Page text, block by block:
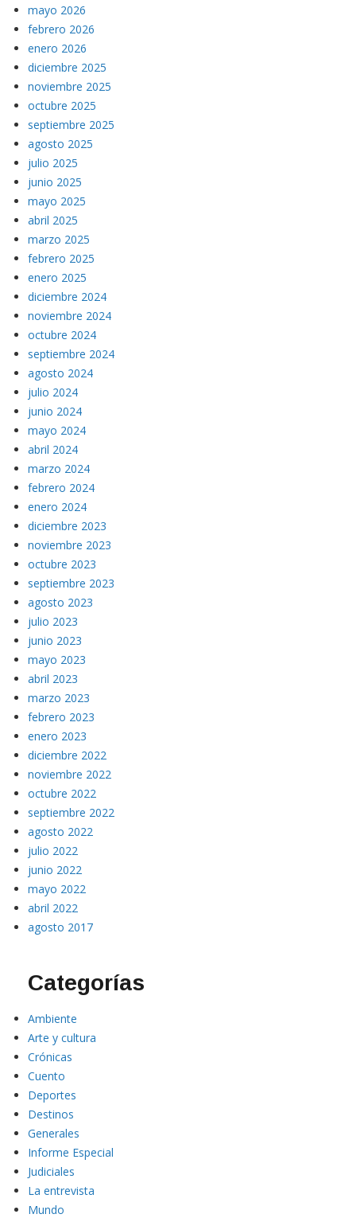
mayo 2026
febrero 2026
enero 2026
diciembre 2025
noviembre 2025
octubre 2025
septiembre 2025
agosto 2025
julio 2025
junio 2025
mayo 2025
abril 2025
marzo 2025
febrero 2025
enero 2025
diciembre 2024
noviembre 2024
octubre 2024
septiembre 2024
agosto 2024
julio 2024
junio 2024
mayo 2024
abril 2024
marzo 2024
febrero 2024
enero 2024
diciembre 2023
noviembre 2023
octubre 2023
septiembre 2023
agosto 2023
julio 2023
junio 2023
mayo 2023
abril 2023
marzo 2023
febrero 2023
enero 2023
diciembre 2022
noviembre 2022
octubre 2022
septiembre 2022
agosto 2022
julio 2022
junio 2022
mayo 2022
abril 2022
agosto 2017
Categorías
Ambiente
Arte y cultura
Crónicas
Cuento
Deportes
Destinos
Generales
Informe Especial
Judiciales
La entrevista
Mundo